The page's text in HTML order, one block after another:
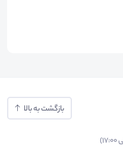
بازگشت به بالا